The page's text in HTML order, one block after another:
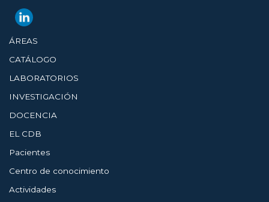
ÁREAS
CATÁLOGO
LABORATORIOS
INVESTIGACIÓN
DOCENCIA
EL CDB
Pacientes
Centro de conocimiento
Actividades